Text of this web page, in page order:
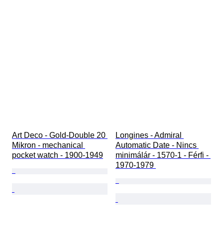
Art Deco - Gold-Double 20
Mikron - mechanical
pocket watch - 1900-1949
Longines - Admiral
Automatic Date - Nincs
minimálár - 1570-1 - Férfi -
1970-1979